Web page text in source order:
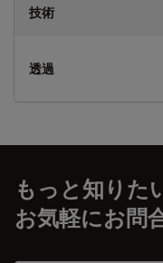
技術
透過
もっと知りた
お気軽にお問